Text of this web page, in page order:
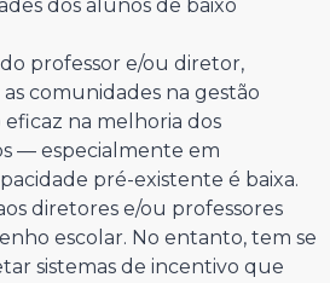
dos alunos de baixo
professor e/ou diretor,
comunidades na gestão
na melhoria dos
— especialmente em
pré-existente é baixa.
diretores e/ou professores
escolar. No entanto, tem se
sistemas de incentivo que